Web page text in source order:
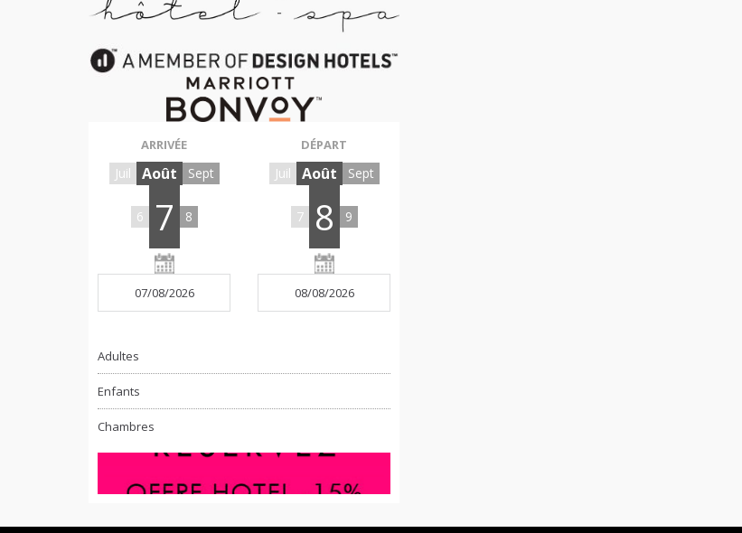
ARRIVÉE
Juil Août Sept
6 7 8
DÉPART
Juil Août Sept
7 8 9
Adultes
Enfants
Chambres